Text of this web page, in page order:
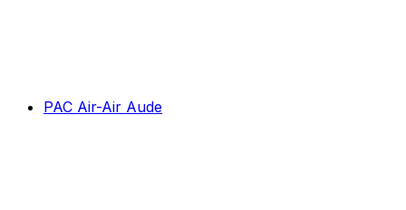
PAC Air-Air Aude